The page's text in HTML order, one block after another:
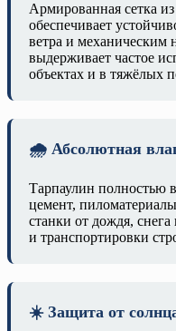
Армированная сетка
обеспечивает
ветра и механическим
выдерживает частое
объектах и в тяжёлых
🌧️ Абсолютная
Тарпаулин полностью
цемент,
станки от дождя,
и транспортировки
☀️ Защита от